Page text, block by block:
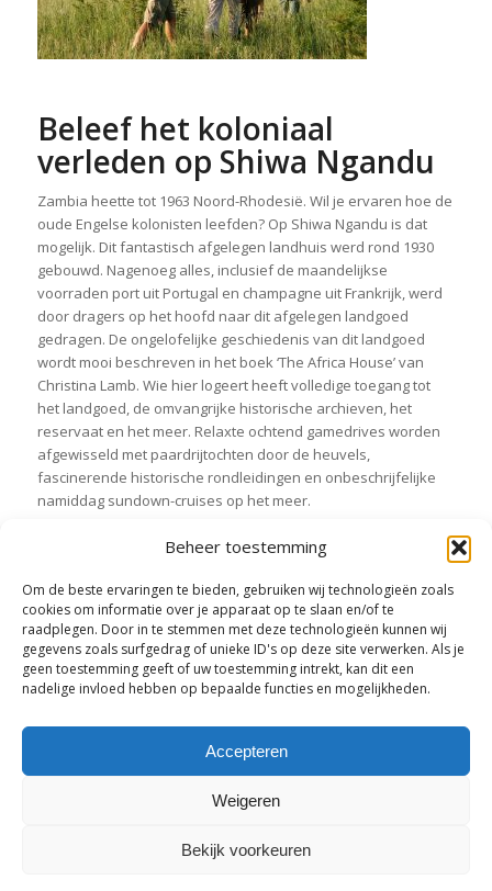
Beheer toestemming
Om de beste ervaringen te bieden, gebruiken wij technologieën zoals
cookies om informatie over je apparaat op te slaan en/of te
raadplegen. Door in te stemmen met deze technologieën kunnen wij
gegevens zoals surfgedrag of unieke ID's op deze site verwerken. Als je
geen toestemming geeft of uw toestemming intrekt, kan dit een
nadelige invloed hebben op bepaalde functies en mogelijkheden.
Accepteren
Weigeren
Bekijk voorkeuren
Beleef het koloniaal
verleden op Shiwa Ngandu
Zambia heette tot 1963 Noord-Rhodesië. Wil je ervaren hoe de
oude Engelse kolonisten leefden? Op Shiwa Ngandu is dat
mogelijk. Dit fantastisch afgelegen landhuis werd rond 1930
gebouwd. Nagenoeg alles, inclusief de maandelijkse
voorraden port uit Portugal en champagne uit Frankrijk, werd
door dragers op het hoofd naar dit afgelegen landgoed
gedragen. De ongelofelijke geschiedenis van dit landgoed
wordt mooi beschreven in het boek ‘The Africa House’ van
Christina Lamb. Wie hier logeert heeft volledige toegang tot
het landgoed, de omvangrijke historische archieven, het
reservaat en het meer. Relaxte ochtend gamedrives worden
afgewisseld met paardrijtochten door de heuvels,
fascinerende historische rondleidingen en onbeschrijfelijke
namiddag sundown-cruises op het meer.
Selous Safaris | Foto's op deze website zijn beschikbaar gesteld door